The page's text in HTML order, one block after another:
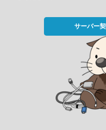
サーバー